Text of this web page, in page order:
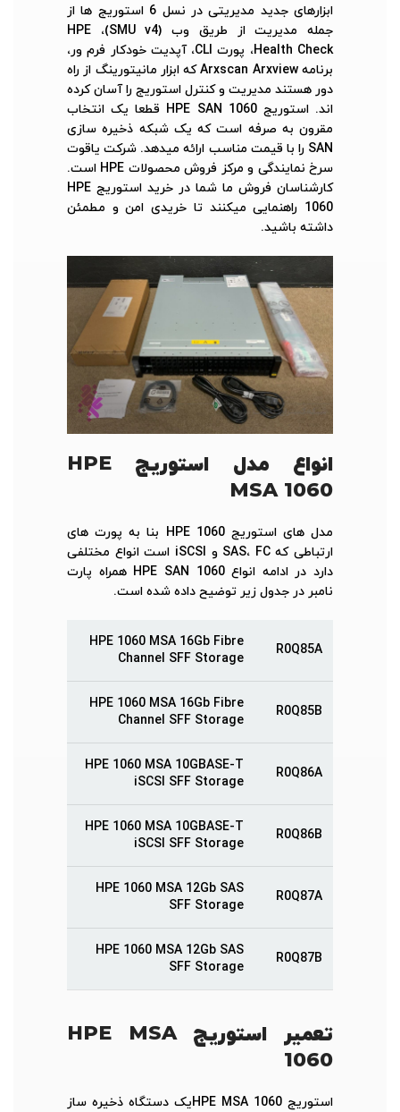
ابزارهای جدید مدیریتی در نسل 6 استوریج ها از
جمله مدیریت از طریق وب (SMU v4)، HPE
Health Check، پورت CLI، آپدیت خودکار فرم ور،
برنامه Arxscan Arxview که ابزار مانیتورینگ از راه
دور هستند مدیریت و کنترل استوریج را آسان کرده
اند. استوریج HPE SAN 1060 قطعا یک انتخاب
مقرون به صرفه است که یک شبکه ذخیره سازی
SAN را با قیمت مناسب ارائه میدهد. شرکت یاقوت
سرخ نمایندگی و مرکز فروش محصولات HPE است.
کارشناسان فروش ما شما در خرید استوریج HPE
1060 راهنمایی میکنند تا خریدی امن و مطمئن
داشته باشید.
انواع مدل استوریج
HPE
MSA 1060
مدل های استوریج HPE 1060 بنا به پورت های
ارتباطی که SAS، FC و iSCSI است انواع مختلفی
دارد در ادامه انواع HPE SAN 1060 همراه پارت
نامبر در جدول زیر توضیح داده شده است.
R0Q85A
HPE 1060 MSA 16Gb Fibre
Channel SFF Storage
R0Q85B
HPE 1060 MSA 16Gb Fibre
Channel SFF Storage
R0Q86A
HPE 1060 MSA 10GBASE-T
iSCSI SFF Storage
R0Q86B
HPE 1060 MSA 10GBASE-T
iSCSI SFF Storage
R0Q87A
HPE 1060 MSA 12Gb SAS
SFF Storage
R0Q87B
HPE 1060 MSA 12Gb SAS
SFF Storage
تعمیر استوریج
HPE MSA
1060
استوریج HPE MSA 1060یک دستگاه ذخیره ساز